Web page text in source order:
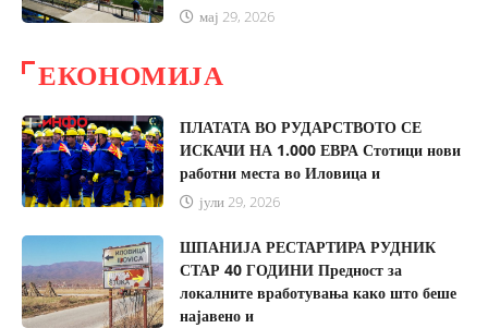
мај 29, 2026
ЕКОНОМИЈА
ПЛАТАТА ВО РУДАРСТВОТО СЕ
ИСКАЧИ НА 1.000 ЕВРА Стотици нови
работни места во Иловица и
јули 29, 2026
ШПАНИЈА РЕСТАРТИРА РУДНИК
СТАР 40 ГОДИНИ Предност за
локалните вработувања како што беше
најавено и